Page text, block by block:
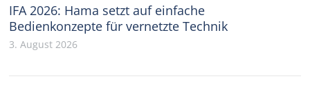
IFA 2026: Hama setzt auf einfache
Bedienkonzepte für vernetzte Technik
3. August 2026